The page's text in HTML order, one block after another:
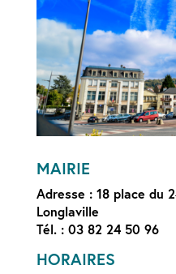
MAIRIE
Adresse : 18 place du
Longlaville
Tél. : 03 82 24 50 96
HORAIRES